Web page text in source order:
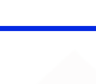
OTHOÁ estreia